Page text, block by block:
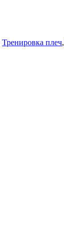
Тренировка плеч,